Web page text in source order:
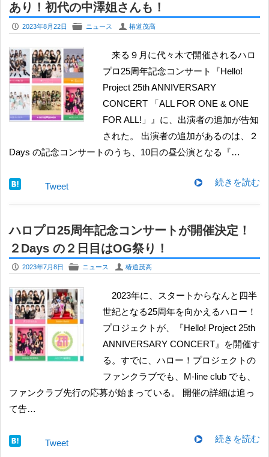
あり！初代の中澤姐さんも！
P 2023年8月22日 F ニュース U 椿道茂高
来る９月に代々木で開催されるハロ
プロ25周年記念コンサート『Hello!
Project 25th ANNIVERSARY
CONCERT 「ALL FOR ONE & ONE
FOR ALL!」』に、出演者の追加が告知
された。 出演者の追加があるのは、２
Days の記念コンサートのうち、10日の昼公演となる『…
続きを読む
Tweet
ハロプロ25周年記念コンサートが開催決定！
２Days の２日目はOG祭り！
P 2023年7月8日 F ニュース U 椿道茂高
2023年に、スタートからなんと四半
世紀となる25周年を向かえるハロー！
プロジェクトが、『Hello! Project 25th
ANNIVERSARY CONCERT』を開催す
る。すでに、ハロー！プロジェクトの
ファンクラブでも、M-line club でも、
ファンクラブ先行の応募が始まっている。 開催の詳細は追っ
て告…
続きを読む
Tweet